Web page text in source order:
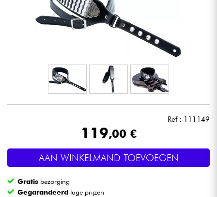
Home-studio
Drums & percussie
Blaasinstrument
Ref : 111149
119,00 €
AAN WINKELMAND TOEVOEGEN
Gratis bezorging
Gegarandeerd lage prijzen